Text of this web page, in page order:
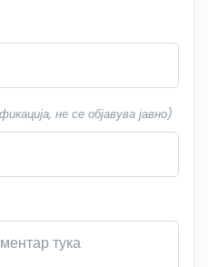
не се објавува јавно)